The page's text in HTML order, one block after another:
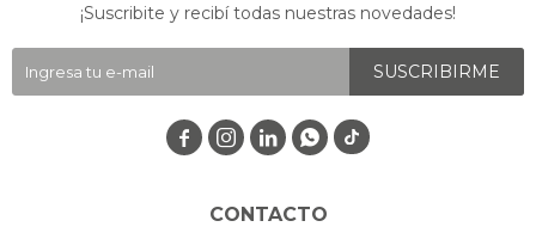
CONTACTO
¡Suscribite y recibí todas nuestras novedades!
SUSCRIBIRME
   